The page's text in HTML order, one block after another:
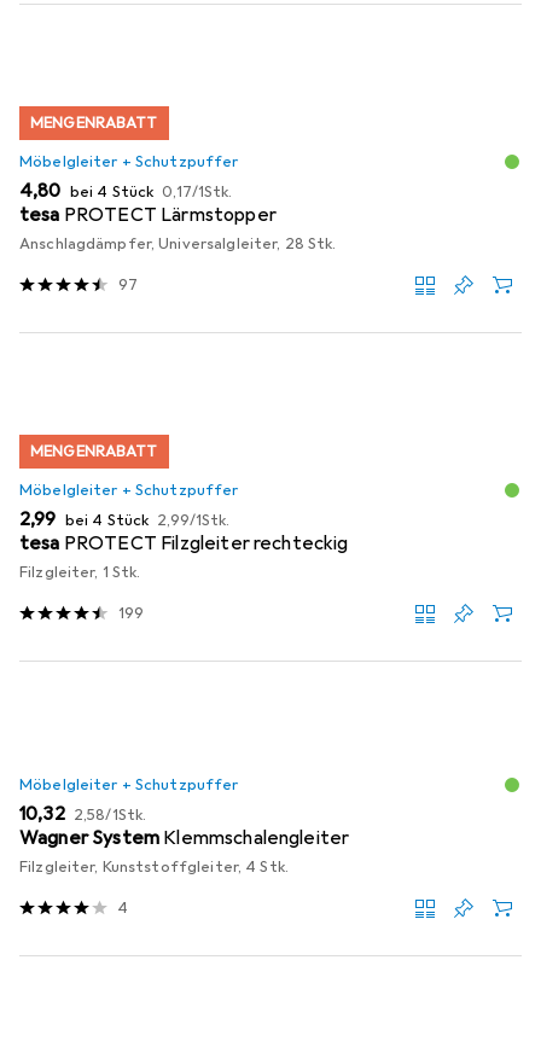
MENGENRABATT
Möbelgleiter + Schutzpuffer
EUR
4,80 bei 4 Stück EUR
0,17/1Stk.
tesa PROTECT Lärmstopper
Anschlagdämpfer, Universalgleiter, 28 Stk.
97
MENGENRABATT
Möbelgleiter + Schutzpuffer
EUR
2,99 bei 4 Stück EUR
2,99/1Stk.
tesa PROTECT Filzgleiter rechteckig
Filzgleiter, 1 Stk.
199
Möbelgleiter + Schutzpuffer
EUR
10,32 EUR
2,58/1Stk.
Wagner System Klemmschalengleiter
Filzgleiter, Kunststoffgleiter, 4 Stk.
4